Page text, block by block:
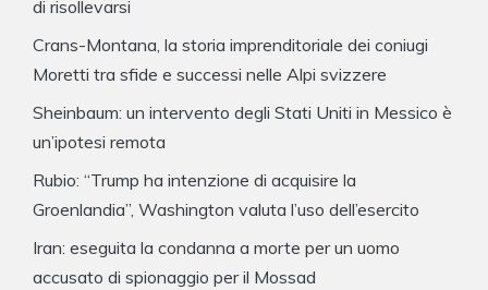
di risollevarsi
Crans-Montana, la storia imprenditoriale dei coniugi
Moretti tra sfide e successi nelle Alpi svizzere
Sheinbaum: un intervento degli Stati Uniti in Messico è
un’ipotesi remota
Rubio: “Trump ha intenzione di acquisire la
Groenlandia”, Washington valuta l’uso dell’esercito
Iran: eseguita la condanna a morte per un uomo
accusato di spionaggio per il Mossad